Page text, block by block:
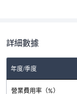
詳細數據
年度/季度2025-Q3
營業費用率（%）
11.17